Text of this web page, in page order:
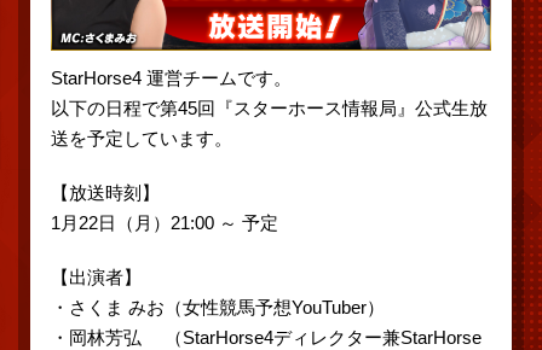
StarHorse4 運営チームです。
以下の日程で第45回『スターホース情報局』公式生放
送を予定しています。
【放送時刻】
1月22日（月）21:00 ～ 予定
【出演者】
・さくま みお（女性競馬予想YouTuber）
・岡林芳弘 （StarHorse4ディレクター兼StarHorse